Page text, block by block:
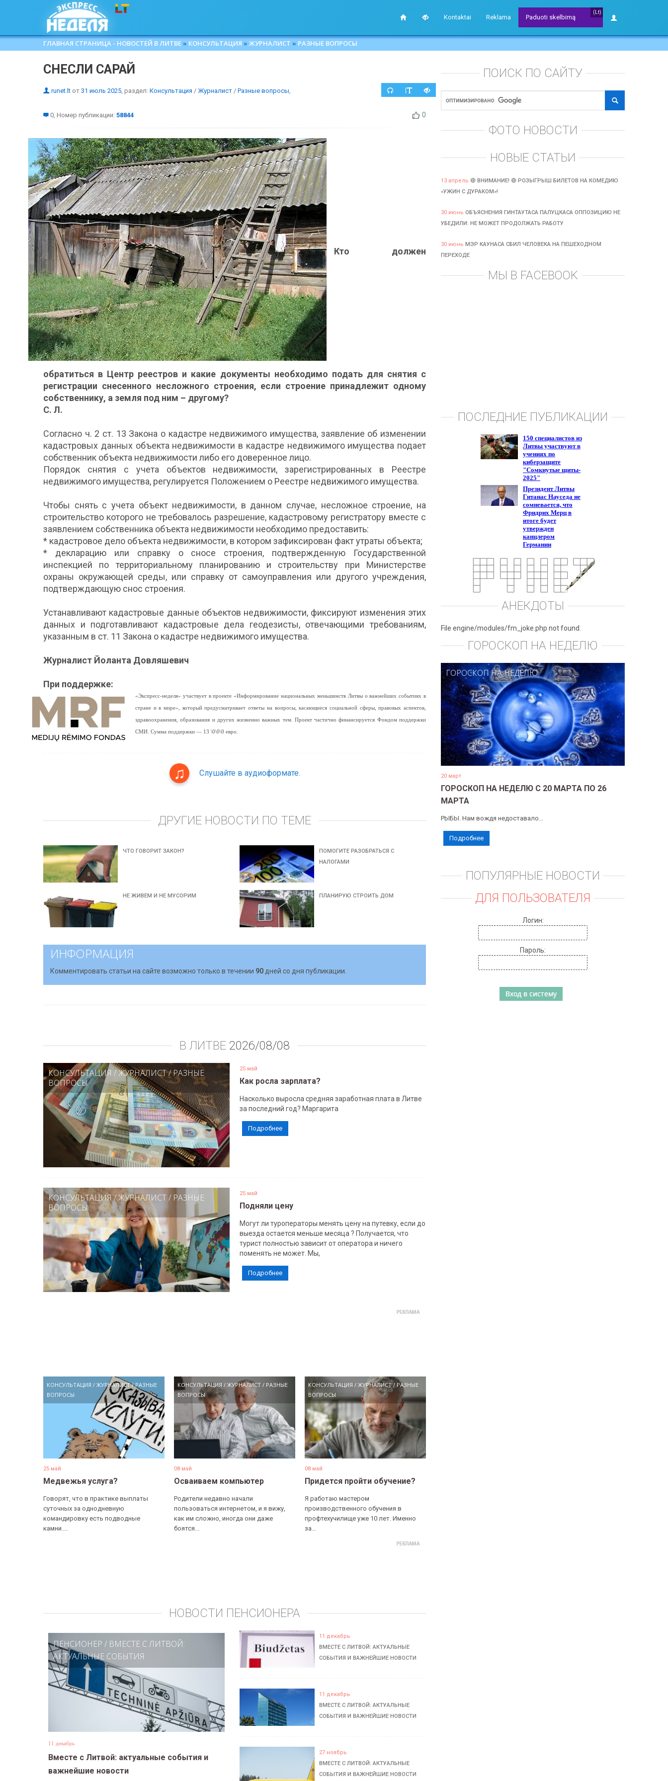
Kontaktai Reklama
(Lt)
Paduoti skelbimą
ГЛАВНАЯ СТРАНИЦА - НОВОСТЕЙ В ЛИТВЕ » КОНСУЛЬТАЦИЯ » ЖУРНАЛИСТ » РАЗНЫЕ ВОПРОСЫ
СНЕСЛИ САРАЙ
runet.lt от 31 июль 2025, раздел: Консультация / Журналист / Разные вопросы,
0, Номер публикации: 58844 0
Кто должен
обратиться в Центр реестров и какие документы необходимо подать для снятия с
регистрации снесенного несложного строения, если строение принадлежит одному
собственнику, а земля под ним – другому?
С. Л.
Согласно ч. 2 ст. 13 Закона о кадастре недвижимого имущества, заявление об изменении
кадастровых данных объекта недвижимости в кадастре недвижимого имущества подает
собственник объекта недвижимости либо его доверенное лицо.
Порядок снятия с учета объектов недвижимости, зарегистрированных в Реестре
недвижимого имущества, регулируется Положением о Реестре недвижимого имущества.
Чтобы снять с учета объект недвижимости, в данном случае, несложное строение, на
строительство которого не требовалось разрешение, кадастровому регистратору вместе с
заявлением собственника объекта недвижимости необходимо предоставить:
* кадастровое дело объекта недвижимости, в котором зафиксирован факт утраты объекта;
* декларацию или справку о сносе строения, подтвержденную Государственной
инспекцией по территориальному планированию и строительству при Министерстве
охраны окружающей среды, или справку от самоуправления или другого учреждения,
подтверждающую снос строения.
Устанавливают кадастровые данные объектов недвижимости, фиксируют изменения этих
данных и подготавливают кадастровые дела геодезисты, отвечающими требованиям,
указанным в ст. 11 Закона о кадастре недвижимого имущества.
Журналист Йоланта Довляшевич
При поддержке:
«Экспресс-неделя» участвует в проекте «Информирование национальных меньшинств Литвы о важнейших событиях в
стране и в мире», который предусматривает ответы на вопросы, касающиеся социальной сферы, правовых аспектов,
здравоохранения, образования и других жизненно важных тем. Проект частично финансируется Фондом поддержки
СМИ. Сумма поддержки — 13 \0\0\0 евро.
Слушайте в аудиоформате.
ДРУГИЕ НОВОСТИ ПО ТЕМЕ
ЧТО ГОВОРИТ ЗАКОН?
ПОМОГИТЕ РАЗОБРАТЬСЯ С
НАЛОГАМИ
НЕ ЖИВЕМ И НЕ МУСОРИМ ПЛАНИРУЮ СТРОИТЬ ДОМ
ИНФОРМАЦИЯ
Комментировать статьи на сайте возможно только в течении 90 дней со дня публикации.
В ЛИТВЕ 2026/08/08
КОНСУЛЬТАЦИЯ /ЖУРНАЛИСТ/РАЗНЫЕ
ВОПРОСЫ
25 май
Как росла зарплата?
Насколько выросла средняя заработная плата в Литве
за последний год? Маргарита
Подробнее
КОНСУЛЬТАЦИЯ/ЖУРНАЛИСТ/ РАЗНЫЕ
ВОПРОСЫ
25 май
Подняли цену
Могут ли туроператоры менять цену на путевку, если до
выезда остается меньше месяца ? Получается, что
турист полностью зависит от оператора и ничего
поменять не может. Мы,
Подробнее
КОНСУЛЬТАЦИЯ / ЖУРНАЛИСТ/РАЗНЫЕ
ВОПРОСЫ
25 май
Медвежья услуга?
Говорят, что в практике выплаты
суточных за однодневную
командировку есть подводные
камни....
КОНСУЛЬТАЦИЯ /ЖУРНАЛИСТ / РАЗНЫЕ
ВОПРОСЫ
08 май
Осваиваем компьютер
Родители недавно начали
пользоваться интернетом, и я вижу,
как им сложно, иногда они даже
боятся...
КОНСУЛЬТАЦИЯ /ЖУРНАЛИСТ/ РАЗНЫЕ
ВОПРОСЫ
08 май
Придется пройти обучение?
Я работаю мастером
производственного обучения в
профтехучилище уже 10 лет. Именно
за...
НОВОСТИ ПЕНСИОНЕРА
ПЕНСИОНЕР / ВМЕСТЕ С ЛИТВОЙ:
АКТУАЛЬНЫЕ СОБЫТИЯ
11 декабрь
Вместе с Литвой: актуальные события и
важнейшие новости
11 декабрь
ВМЕСТЕ С ЛИТВОЙ: АКТУАЛЬНЫЕ
СОБЫТИЯ И ВАЖНЕЙШИЕ НОВОСТИ
11 декабрь
ВМЕСТЕ С ЛИТВОЙ: АКТУАЛЬНЫЕ
СОБЫТИЯ И ВАЖНЕЙШИЕ НОВОСТИ
27 ноябрь
ВМЕСТЕ С ЛИТВОЙ: АКТУАЛЬНЫЕ
СОБЫТИЯ И ВАЖНЕЙШИЕ НОВОСТИ
ПОИСК ПО САЙТУ
ФОТО НОВОСТИ
НОВЫЕ СТАТЬИ
13 апрель 🔴 ВНИМАНИЕ! 🔴 РОЗЫГРЫШ БИЛЕТОВ НА КОМЕДИЮ
«УЖИН С ДУРАКОМ»!
30 июнь ОБЪЯСНЕНИЯ ГИНТАУТАСА ПАЛУЦКАСА ОППОЗИЦИЮ НЕ
УБЕДИЛИ: НЕ МОЖЕТ ПРОДОЛЖАТЬ РАБОТУ
30 июнь МЭР КАУНАСА СБИЛ ЧЕЛОВЕКА НА ПЕШЕХОДНОМ
ПЕРЕХОДЕ
МЫ В FACEBOOK
ПОСЛЕДНИЕ ПУБЛИКАЦИИ
АНЕКДОТЫ
File engine/modules/fm_joke.php not found.
ГОРОСКОП НА НЕДЕЛЮ
ГОРОСКОП НА НЕДЕЛЮ
20 март
ГОРОСКОП НА НЕДЕЛЮ С 20 МАРТА ПО 26
МАРТА
РЫБЫ. Нам вождя недоставало...
Подробнее
ПОПУЛЯРНЫЕ НОВОСТИ
ДЛЯ ПОЛЬЗОВАТЕЛЯ
Логин:
Пароль: